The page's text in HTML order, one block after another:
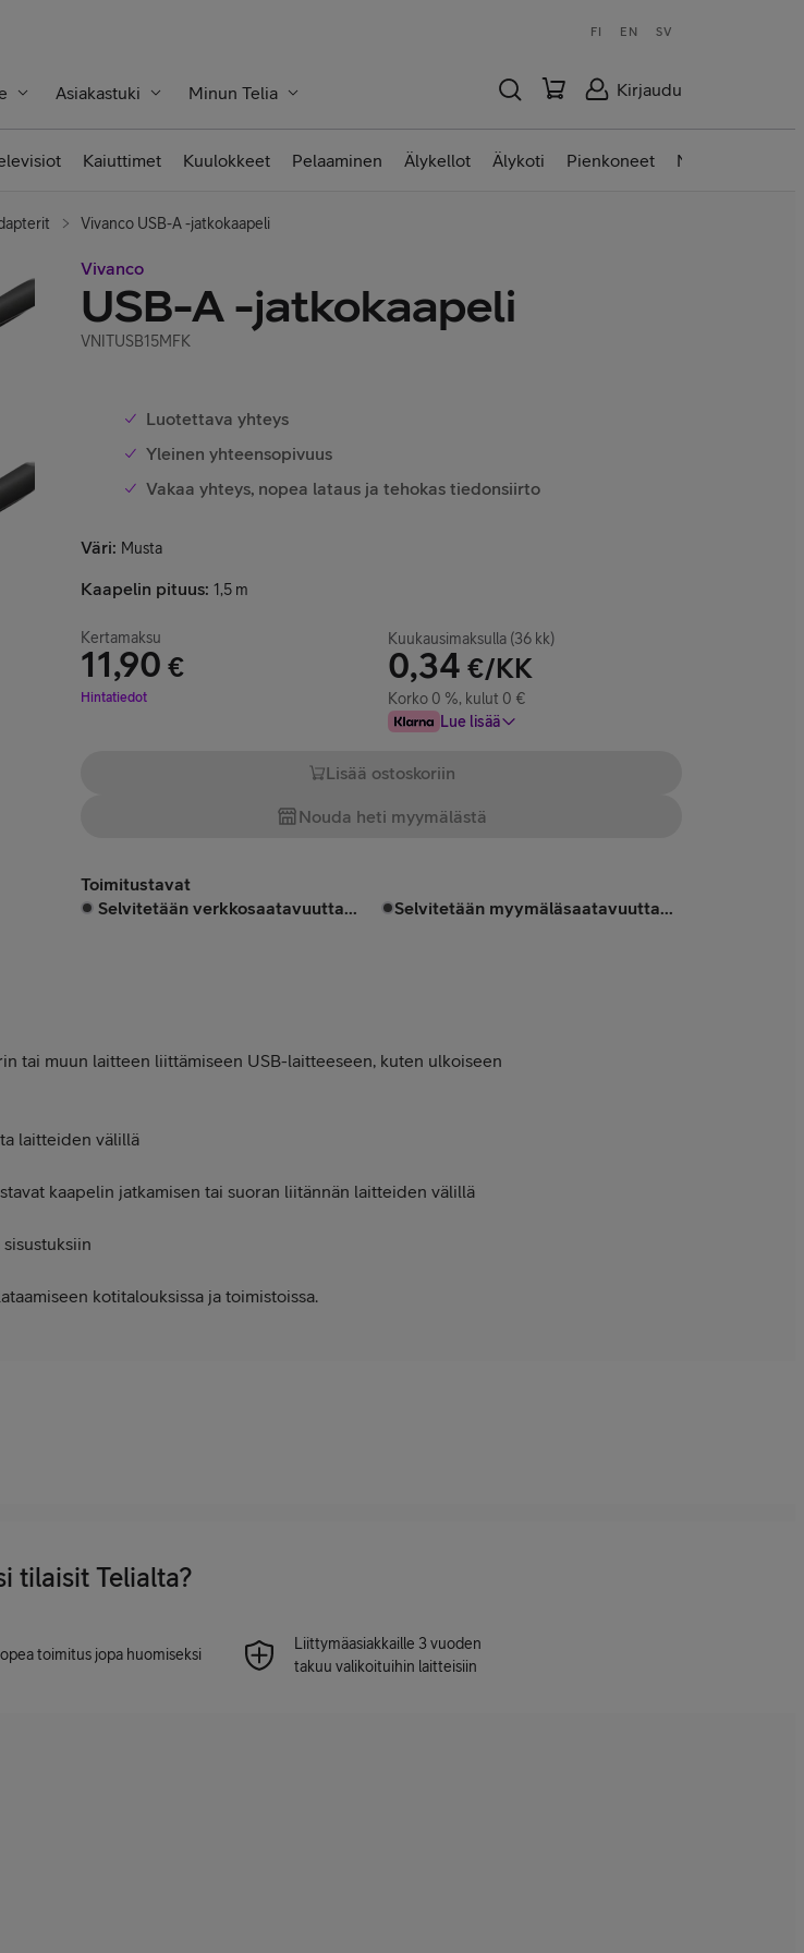
FI EN SV
Asiakastuki Minun Telia Kirjaudu
Kaiuttimet Kuulokkeet Pelaaminen Älykellot Älykoti Pienkoneet Nettilaitteet
Vivanco USB-A -jatkokaapeli
Vivanco
USB-A -jatkokaapeli
VNITUSB15MFK
Luotettava yhteys
Yleinen yhteensopivuus
Vakaa yhteys, nopea lataus ja tehokas tiedonsiirto
Väri: Musta
Kaapelin pituus: 1,5 m
Kertamaksu
11,90 €
Hinta 11,90 €
Hintatiedot
Kuukausimaksulla (36 kk)
0,34 €/KK
Korko 0 %, kulut 0 €
Lue lisää
Lisää ostoskoriin
Nouda heti myymälästä
Toimitustavat
Selvitetään verkkosaatavuutta...
Selvitetään myymäläsaatavuutta...
tai muun laitteen liittämiseen USB-laitteeseen, kuten ulkoiseen
laitteiden välillä
kaapelin jatkamisen tai suoran liitännän laitteiden välillä
kotitalouksissa ja toimistoissa.
tilaisit Telialta?
toimitus jopa huomiseksi
Liittymäasiakkaille 3 vuoden
takuu valikoituihin laitteisiin